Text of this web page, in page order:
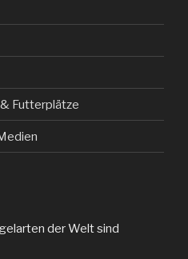
Futterplätze
der Welt sind